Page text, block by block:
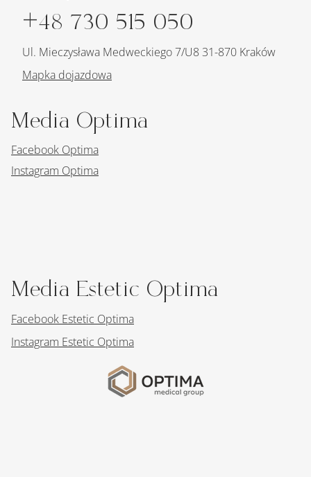
Media Estetic Optima
Facebook Estetic Optima
Instagram Estetic Optima
Media Optima
Facebook Optima
Instagram Optima
+48 730 515 050
Ul. Mieczysława Medweckiego 7/U8 31-870 Kraków
Mapka dojazdowa